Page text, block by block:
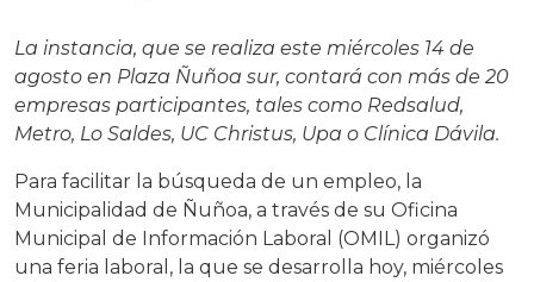
La instancia, que se realiza este miércoles 14 de
agosto en Plaza Ñuñoa sur, contará con más de 20
empresas participantes, tales como Redsalud,
Metro, Lo Saldes, UC Christus, Upa o Clínica Dávila.
Para facilitar la búsqueda de un empleo, la
Municipalidad de Ñuñoa, a través de su Oficina
Municipal de Información Laboral (OMIL) organizó
una feria laboral, la que se desarrolla hoy, miércoles